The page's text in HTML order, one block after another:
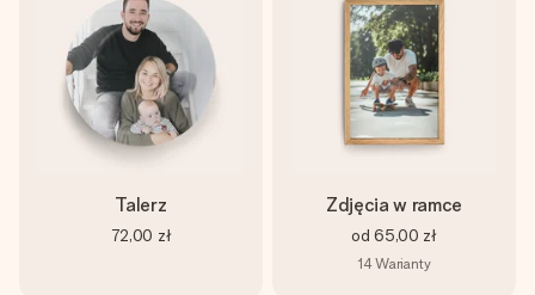
Talerz
72,00 zł
Zdjęcia w ramce
od 65,00 zł
14Warianty